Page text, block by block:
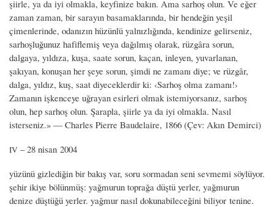
şiirle, ya da iyi olmakla, keyfinize bakın. Ama sarhoş olun. Ve eğer
zaman zaman, bir sarayın basamaklarında, bir hendeğin yeşil
çimenlerinde, odanızın hüzünlü yalnızlığında, kendinize gelirseniz,
sarhoşluğunuz hafiflemiş veya dağılmış olarak, rüzgâra sorun,
dalgaya, yıldıza, kuşa, saate sorun, kaçan, inleyen, yuvarlanan,
şakıyan, konuşan her şeye sorun, şimdi ne zamanı diye; ve rüzgâr,
dalga, yıldız, kuş, saat diyeceklerdir ki: ‹Sarhoş olma zamanı!›
Zamanın işkenceye uğrayan esirleri olmak istemiyorsanız, sarhoş
olun, hep sarhoş olun. Şarapla, şiirle ya da iyi olmakla. Nasıl
isterseniz.» — Charles Pierre Baudelaire, 1866 (Çev: Akın Demirci)
IV – 28 nisan 2004
yüzünü gizlediğin bir bakış var, soru sormadan seni sevmemi söylüyor.
şehir ikiye bölünmüş: yağmurun toprağa düştü yerler, yağmurun
denize düştüğü yerler. yağmur nasıl dokunabileceğini biliyor tenine.